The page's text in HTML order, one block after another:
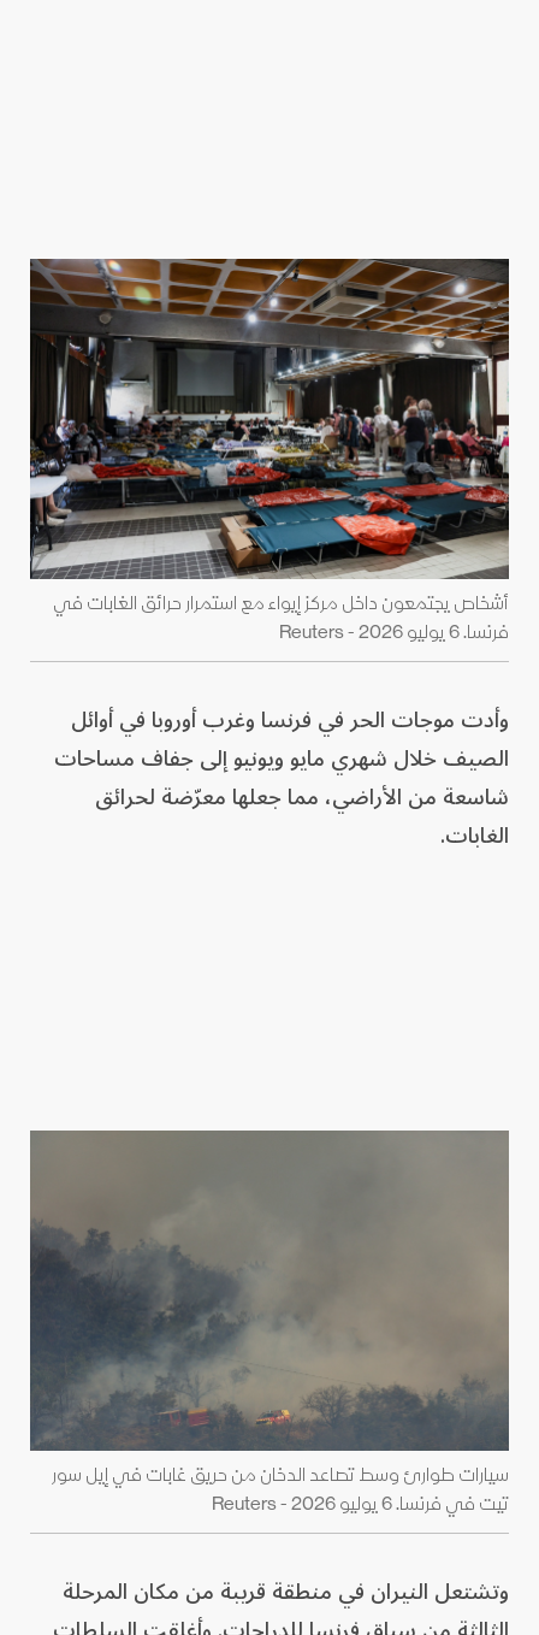
أشخاص يجتمعون داخل مركز إيواء مع استمرار حرائق الغابات في
فرنسا. 6 يوليو 2026 - Reuters
وأدت موجات الحر في فرنسا وغرب أوروبا في أوائل
الصيف خلال شهري مايو ويونيو إلى جفاف مساحات
شاسعة من الأراضي، مما جعلها معرّضة لحرائق
الغابات.
سيارات طوارئ وسط تصاعد الدخان من حريق غابات في إيل سور
تيت في فرنسا. 6 يوليو 2026 - Reuters
وتشتعل النيران في منطقة قريبة من مكان المرحلة